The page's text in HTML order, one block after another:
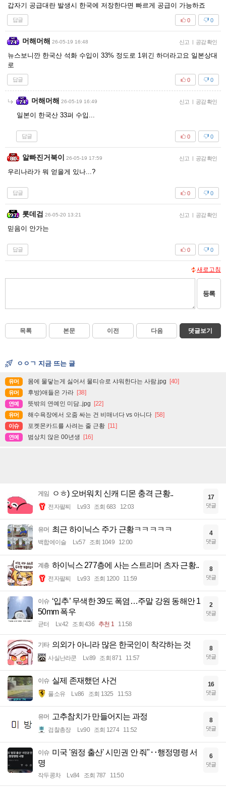
갑자기 공급대란 발생시 한국에 저장한다면 빠르게 공급이 가능하죠
답글 0
0
머해머해 26-05-19 16:48 신고 공감 확인
뉴스보니깐 한국산 석화 수입이 33% 정도로 1위긴 하더라고요 일본상대
로
답글 0
0
머해머해 26-05-19 16:49 신고 공감 확인
일본이 한국산 33퍼 수입...
답글 0
0
알빠진거북이 26-05-19 17:59 신고 공감 확인
우리나라가 뭐 얻을게 있나...?
답글 0
0
롯데검 26-05-20 13:21 신고 공감 확인
믿음이 안가는
답글 0
0
새로고침
등록
목록 본문 이전 다음 댓글보기
ㅇㅇㄱ 지금 뜨는 글
유머 몸에 물닿는게 싫어서 물티슈로 샤워한다는 사람.jpg [40]
유머 후방)애들은 가라 [38]
연예 뜻밖의 연예인 미담..jpg [22]
유머 해수욕장에서 오줌 싸는 건 비매너다 vs 아니다 [58]
이슈 포켓몬카드를 사려는 줄 근황 [11]
연예 범상치 않은 00년생 [16]
게임 ㅇㅎ) 오버워치 신캐 디몬 충격 근황..
전자팔찌 Lv.93 조회 683 12:03
17
댓글
유머 최근 하이닉스 주가 근황ㅋㅋㅋㅋㅋ
백합에이슬 Lv.57 조회 1049 12:00
4
댓글
계층 하이닉스 277층에 사는 스트리머 츠자 근황..
전자팔찌 Lv.93 조회 1200 11:59
8
댓글
이슈 ‘입추’ 무색한 39도 폭염…주말 강원 동해안 1
50mm 폭우
균터 Lv.42 조회 436 추천 1 11:58
2
댓글
기타 의외가 아니라 많은 한국인이 착각하는 것
사실난라쿤 Lv.89 조회 871 11:57
8
댓글
이슈 실제 존재했던 사건
풀소유 Lv.86 조회 1325 11:53
16
댓글
유머 고추참치가 만들어지는 과정
검찰총장 Lv.90 조회 1274 11:52
8
댓글
이슈 미국 '원정 출산' 시민권 안 줘"‥행정명령 서
명
작두콩차 Lv.84 조회 787 11:50
6
댓글